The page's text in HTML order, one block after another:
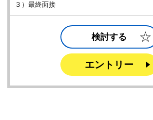
３）最終面接
検討する
エントリー